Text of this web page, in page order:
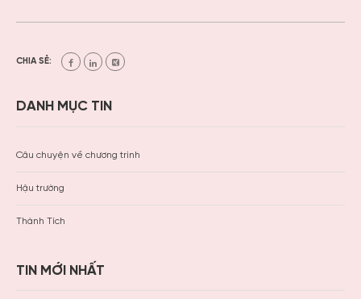
CHIA SẺ:
DANH MỤC TIN
Câu chuyện về chương trình
Hậu trường
Thành Tích
TIN MỚI NHẤT